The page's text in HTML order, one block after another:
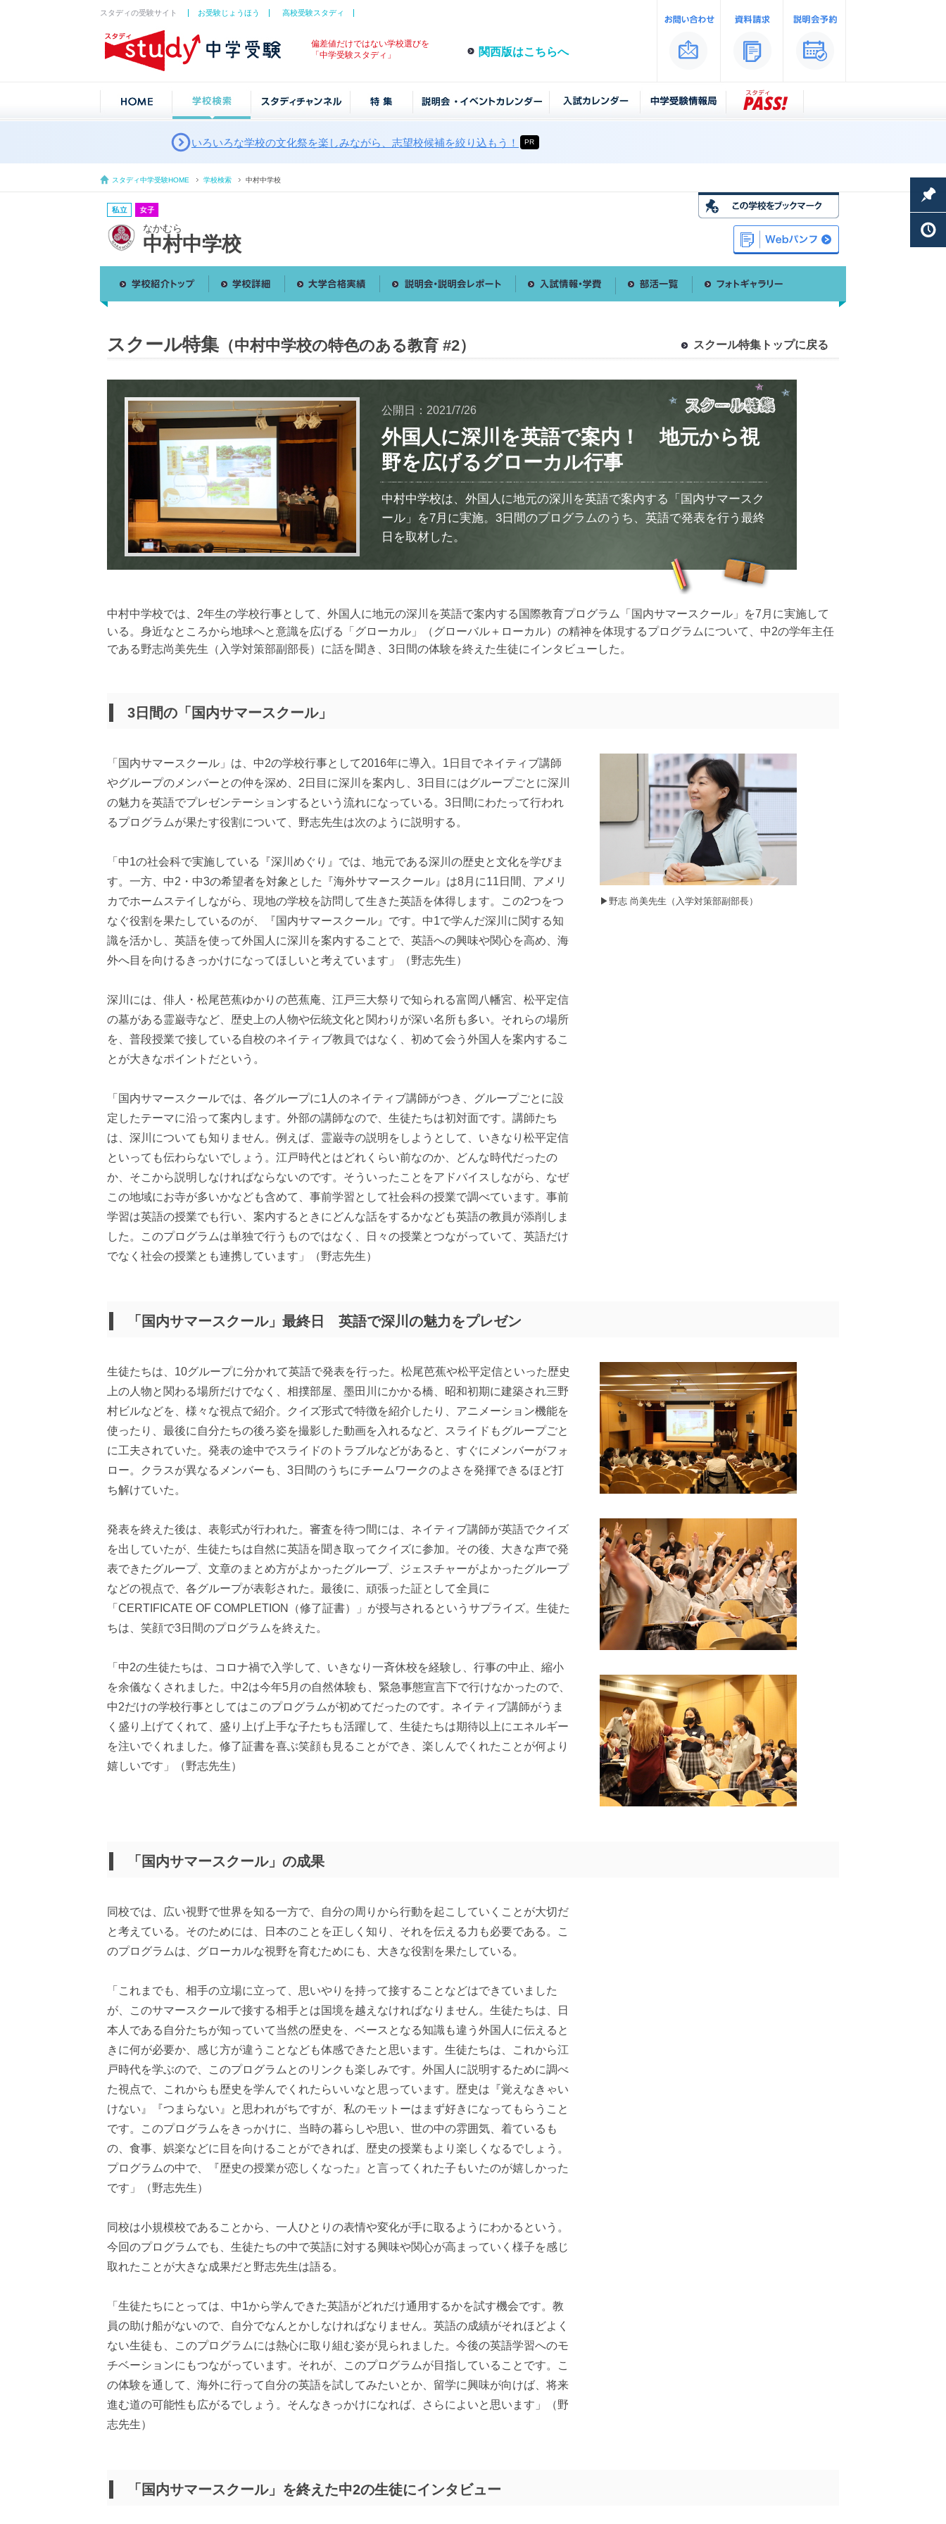
スタディの受験サイト お受験じょうほう 高校受験スタディ
偏差値だけではない学校選びを
「中学受験スタディ」
関西版はこちらへ
いろいろな学校の文化祭を楽しみながら、志望校候補を絞り込もう！ PR
スタディ中学受験HOME 学校検索 中村中学校
なかむら
中村中学校
スクール特集 （中村中学校の特色のある教育 #2） スクール特集トップに戻る
公開日：2021/7/26
外国人に深川を英語で案内！ 地元から視
野を広げるグローカル行事
中村中学校は、外国人に地元の深川を英語で案内する「国内サマースク
ール」を7月に実施。3日間のプログラムのうち、英語で発表を行う最終
日を取材した。
中村中学校では、2年生の学校行事として、外国人に地元の深川を英語で案内する国際教育プログラム「国内サマースクール」を7月に実施して
いる。身近なところから地球へと意識を広げる「グローカル」（グローバル＋ローカル）の精神を体現するプログラムについて、中2の学年主任
である野志尚美先生（入学対策部副部長）に話を聞き、3日間の体験を終えた生徒にインタビューした。
3日間の「国内サマースクール」
「国内サマースクール」は、中2の学校行事として2016年に導入。1日目でネイティブ講師
やグループのメンバーとの仲を深め、2日目に深川を案内し、3日目にはグループごとに深川
の魅力を英語でプレゼンテーションするという流れになっている。3日間にわたって行われ
るプログラムが果たす役割について、野志先生は次のように説明する。
「中1の社会科で実施している『深川めぐり』では、地元である深川の歴史と文化を学びま
す。一方、中2・中3の希望者を対象とした『海外サマースクール』は8月に11日間、アメリ
カでホームステイしながら、現地の学校を訪問して生きた英語を体得します。この2つをつ
なぐ役割を果たしているのが、『国内サマースクール』です。中1で学んだ深川に関する知
識を活かし、英語を使って外国人に深川を案内することで、英語への興味や関心を高め、海
外へ目を向けるきっかけになってほしいと考えています」（野志先生）
深川には、俳人・松尾芭蕉ゆかりの芭蕉庵、江戸三大祭りで知られる富岡八幡宮、松平定信
の墓がある霊巌寺など、歴史上の人物や伝統文化と関わりが深い名所も多い。それらの場所
を、普段授業で接している自校のネイティブ教員ではなく、初めて会う外国人を案内するこ
とが大きなポイントだという。
「国内サマースクールでは、各グループに1人のネイティブ講師がつき、グループごとに設
定したテーマに沿って案内します。外部の講師なので、生徒たちは初対面です。講師たち
は、深川についても知りません。例えば、霊巌寺の説明をしようとして、いきなり松平定信
といっても伝わらないでしょう。江戸時代とはどれくらい前なのか、どんな時代だったの
か、そこから説明しなければならないのです。そういったことをアドバイスしながら、なぜ
この地域にお寺が多いかなども含めて、事前学習として社会科の授業で調べています。事前
学習は英語の授業でも行い、案内するときにどんな話をするかなども英語の教員が添削しま
した。このプログラムは単独で行うものではなく、日々の授業とつながっていて、英語だけ
でなく社会の授業とも連携しています」（野志先生）
▶︎野志 尚美先生（入学対策部副部長）
「国内サマースクール」最終日 英語で深川の魅力をプレゼン
生徒たちは、10グループに分かれて英語で発表を行った。松尾芭蕉や松平定信といった歴史
上の人物と関わる場所だけでなく、相撲部屋、墨田川にかかる橋、昭和初期に建築され三野
村ビルなどを、様々な視点で紹介。クイズ形式で特徴を紹介したり、アニメーション機能を
使ったり、最後に自分たちの後ろ姿を撮影した動画を入れるなど、スライドもグループごと
に工夫されていた。発表の途中でスライドのトラブルなどがあると、すぐにメンバーがフォ
ロー。クラスが異なるメンバーも、3日間のうちにチームワークのよさを発揮できるほど打
ち解けていた。
発表を終えた後は、表彰式が行われた。審査を待つ間には、ネイティブ講師が英語でクイズ
を出していたが、生徒たちは自然に英語を聞き取ってクイズに参加。その後、大きな声で発
表できたグループ、文章のまとめ方がよかったグループ、ジェスチャーがよかったグループ
などの視点で、各グループが表彰された。最後に、頑張った証として全員に
「CERTIFICATE OF COMPLETION（修了証書）」が授与されるというサプライズ。生徒た
ちは、笑顔で3日間のプログラムを終えた。
「中2の生徒たちは、コロナ禍で入学して、いきなり一斉休校を経験し、行事の中止、縮小
を余儀なくされました。中2は今年5月の自然体験も、緊急事態宣言下で行けなかったので、
中2だけの学校行事としてはこのプログラムが初めてだったのです。ネイティブ講師がうま
く盛り上げてくれて、盛り上げ上手な子たちも活躍して、生徒たちは期待以上にエネルギー
を注いでくれました。修了証書を喜ぶ笑顔も見ることができ、楽しんでくれたことが何より
嬉しいです」（野志先生）
「国内サマースクール」の成果
同校では、広い視野で世界を知る一方で、自分の周りから行動を起こしていくことが大切だ
と考えている。そのためには、日本のことを正しく知り、それを伝える力も必要である。こ
のプログラムは、グローカルな視野を育むためにも、大きな役割を果たしている。
「これまでも、相手の立場に立って、思いやりを持って接することなどはできていました
が、このサマースクールで接する相手とは国境を越えなければなりません。生徒たちは、日
本人である自分たちが知っていて当然の歴史を、ベースとなる知識も違う外国人に伝えると
きに何が必要か、感じ方が違うことなども体感できたと思います。生徒たちは、これから江
戸時代を学ぶので、このプログラムとのリンクも楽しみです。外国人に説明するために調べ
た視点で、これからも歴史を学んでくれたらいいなと思っています。歴史は『覚えなきゃい
けない』『つまらない』と思われがちですが、私のモットーはまず好きになってもらうこと
です。このプログラムをきっかけに、当時の暮らしや思い、世の中の雰囲気、着ているも
の、食事、娯楽などに目を向けることができれば、歴史の授業もより楽しくなるでしょう。
プログラムの中で、『歴史の授業が恋しくなった』と言ってくれた子もいたのが嬉しかった
です」（野志先生）
同校は小規模校であることから、一人ひとりの表情や変化が手に取るようにわかるという。
今回のプログラムでも、生徒たちの中で英語に対する興味や関心が高まっていく様子を感じ
取れたことが大きな成果だと野志先生は語る。
「生徒たちにとっては、中1から学んできた英語がどれだけ通用するかを試す機会です。教
員の助け船がないので、自分でなんとかしなければなりません。英語の成績がそれほどよく
ない生徒も、このプログラムには熱心に取り組む姿が見られました。今後の英語学習へのモ
チベーションにもつながっています。それが、このプログラムが目指していることです。こ
の体験を通して、海外に行って自分の英語を試してみたいとか、留学に興味が向けば、将来
進む道の可能性も広がるでしょう。そんなきっかけになれば、さらによいと思います」（野
志先生）
「国内サマースクール」を終えた中2の生徒にインタビュー